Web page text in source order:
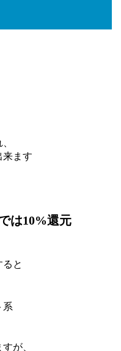
来ます
は10%還元
と
系
が、